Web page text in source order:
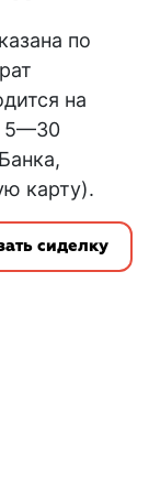
по
на
5—30
карту).
сиделку